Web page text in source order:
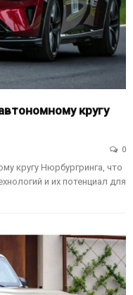
кругу
0
кругу Нюрбургринга, что
и их потенциал для